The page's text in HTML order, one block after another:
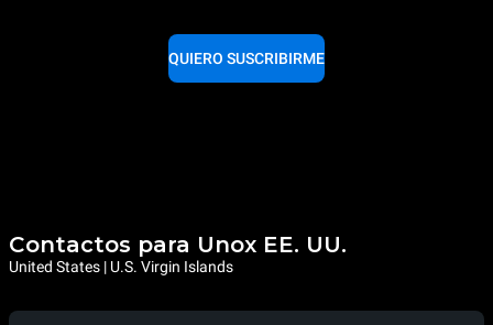
QUIERO SUSCRIBIRME
Contactos para Unox EE. UU.
United States | U.S. Virgin Islands